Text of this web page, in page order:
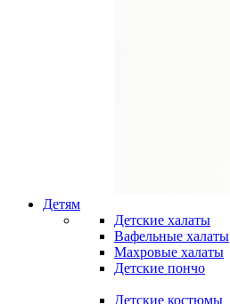
Детям
Детские халаты
Вафельные халаты
Махровые халаты
Детские пончо
Детские костюмы